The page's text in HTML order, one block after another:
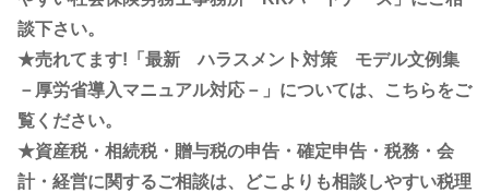
談下さい。
★売れてます!「最新 ハラスメント対策 モデル文例集
－厚労省導入マニュアル対応－」については、こちらをご
覧ください。
★資産税・相続税・贈与税の申告・確定申告・税務・会
計・経営に関するご相談は、どこよりも相談しやすい税理